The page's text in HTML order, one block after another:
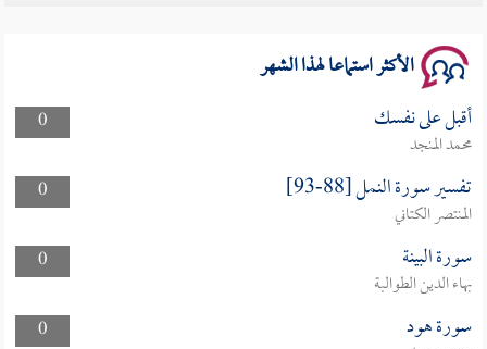
الأكثر استماعا لهذا الشهر
0 أقبل على نفسك
محمد المنجد
0
تفسير سورة النمل [88-93]
المنتصر الكتاني
0
سورة البينة
بهاء الدين الطوالبة
0
سورة هود